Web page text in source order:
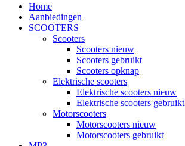
Home
Aanbiedingen
SCOOTERS
Scooters
Scooters nieuw
Scooters gebruikt
Scooters opknap
Elektrische scooters
Elektrische scooters nieuw
Elektrische scooters gebruikt
Motorscooters
Motorscooters nieuw
Motorscooters gebruikt